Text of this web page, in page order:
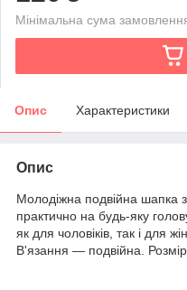
Мінімальна сума
Опис Характеристики
Опис
Молодіжна подвійна шапка
практично на будь-яку
як для чоловіків, так і для
В'язання ― подвійна.